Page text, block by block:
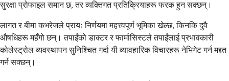
सुरक्षा प्रोफाइल समान छ, तर व्यक्तिगत प्रतिक्रियाहरू फरक हुन सक्छन्।
लागत र बीमा कभरेजले प्रायः निर्णयमा महत्त्वपूर्ण भूमिका खेल्छ, किनकि दुवै
औषधिहरू महँगो छन्। तपाईंको डाक्टर र फार्मासिस्टले तपाईंलाई प्रभावकारी
कोलेस्ट्रोल व्यवस्थापन सुनिश्चित गर्दा यी व्यावहारिक विचारहरू नेभिगेट गर्न मद्दत
गर्न सक्छन्।